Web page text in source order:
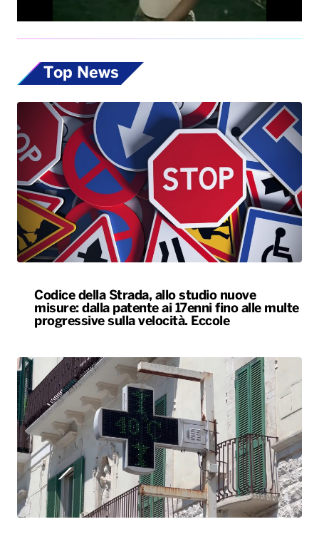
Top News
Codice della Strada, allo studio nuove
misure: dalla patente ai 17enni fino alle multe
progressive sulla velocità. Eccole